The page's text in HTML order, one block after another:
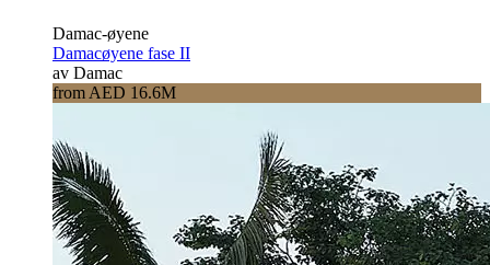
Damac-øyene
Damacøyene fase II
av Damac
from AED 16.6M